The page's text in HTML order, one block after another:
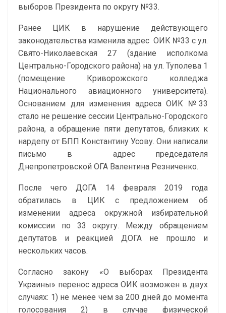
выборов Президента по округу №33.
Ранее ЦИК в нарушение действующего
законодательства изменила адрес ОИК №33 с ул.
Свято-Николаевская 27 (здание исполкома
Центрально-Городского района) на ул. Туполева 1
(помещение Криворожского колледжа
Национального авиационного университета).
Основанием для изменения адреса ОИК №33
стало не решение сессии Центрально-Городского
района, а обращение пяти депутатов, близких к
нардепу от БПП Константину Усову. Они написали
письмо в адрес председателя
Днепропетровской ОГА Валентина Резниченко.
После чего ДОГА 14 февраля 2019 года
обратилась в ЦИК с предложением об
изменении адреса окружной избирательной
комиссии по 33 округу. Между обращением
депутатов и реакцией ДОГА не прошло и
нескольких часов.
Согласно закону «О выборах Президента
Украины» перенос адреса ОИК возможен в двух
случаях: 1) не менее чем за 200 дней до момента
голосования 2) в случае физической